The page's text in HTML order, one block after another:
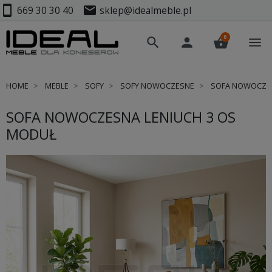
smartphone 669 30 30 40 mail sklep@idealmeble.pl
search person shopping_basket
0 menu
HOME MEBLE SOFY SOFY NOWOCZESNE SOFA
SOFA NOWOCZESNA LENIUCH 3 OS
MODUŁ